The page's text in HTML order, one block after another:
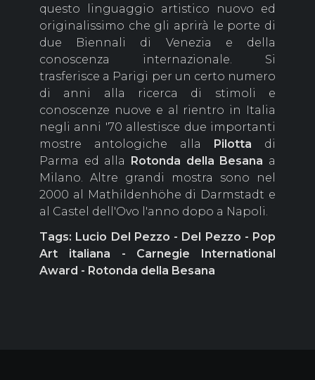
questo linguaggio artistico nuovo ed
originalissimo che gli aprirà le porte di
due Biennali di Venezia e della
conoscenza internazionale. Si
trasferisce a Parigi per un certo numero
di anni alla ricerca di stimoli e
conoscenze nuove e al rientro in Italia
negli anni '70 allestisce due importanti
mostre antologiche alla Pilotta di
Parma ed alla Rotonda della Besana a
Milano. Altre grandi mostra sono nel
2000 al Mathildenhöhe di Darmstadt e
al Castel dell'Ovo l'anno dopo a Napoli.
Tags: Lucio Del Pezzo - Del Pezzo - Pop
Art italiana - Carnegie International
Award - Rotonda della Besana